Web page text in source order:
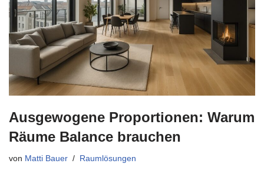
Ausgewogene Proportionen: Warum
Räume Balance brauchen
von Matti Bauer Raumlösungen